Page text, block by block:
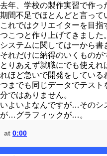
去年、学校の製作実習で作
期間不足でほとんどと言って
これではクリエイターを目指
つこつと作り上げてきました。
システムに関しては一から書
それだけに納得のいくものが
とりあえず就職にでも使え
れほど急いで開発をしてい
つまでも同じデータでテス
分ではありません。
いよいよなんですが…そのシ
が…グラフィックが…。
at 0:00